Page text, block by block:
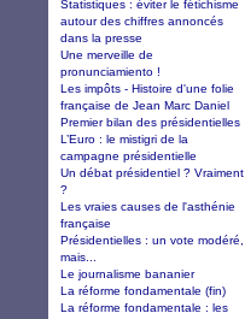
Statistiques : éviter le fétichisme
autour des chiffres annoncés
dans la presse
Une merveille de
pronunciamiento !
Les impôts - Histoire d'une folie
française de Jean Marc Daniel
Premier bilan des présidentielles
L’Euro : le mistigri de la
campagne présidentielle
Un débat présidentiel ? Vraiment
?
Les vraies causes de l'asthénie
française
Présidentielles : un vote modéré,
mais...
Le journalisme bananier
La réforme fondamentale (fin)
La réforme fondamentale : les